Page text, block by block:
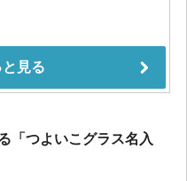
「つよいこグラス名入